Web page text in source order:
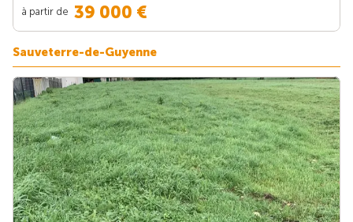
à partir de 39 000 €
Sauveterre-de-Guyenne